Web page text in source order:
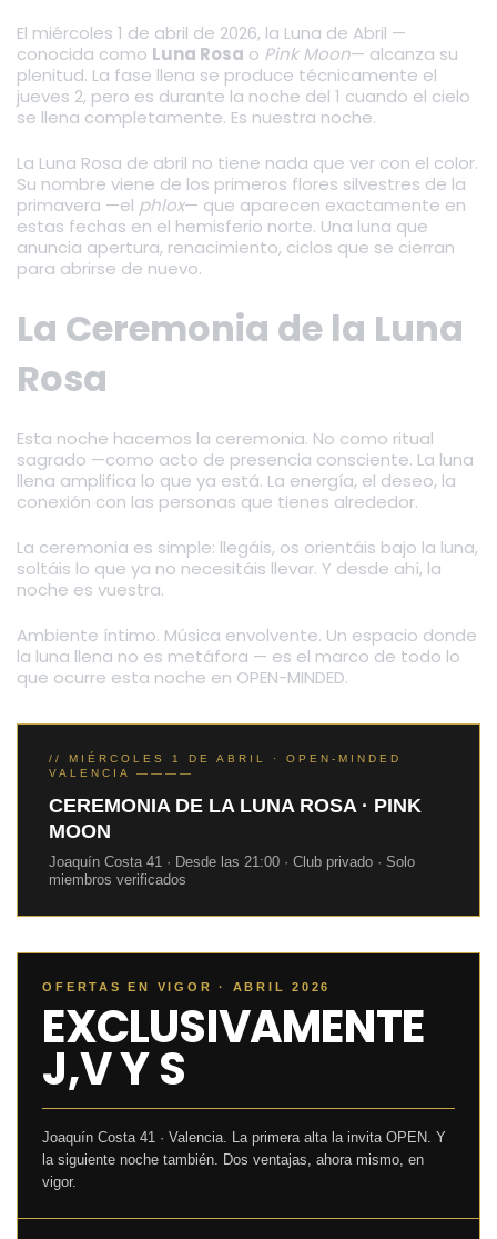
El miércoles 1 de abril de 2026, la Luna de Abril —
conocida como Luna Rosa o Pink Moon— alcanza su
plenitud. La fase llena se produce técnicamente el
jueves 2, pero es durante la noche del 1 cuando el cielo
se llena completamente. Es nuestra noche.
La Luna Rosa de abril no tiene nada que ver con el color.
Su nombre viene de los primeros flores silvestres de la
primavera —el phlox— que aparecen exactamente en
estas fechas en el hemisferio norte. Una luna que
anuncia apertura, renacimiento, ciclos que se cierran
para abrirse de nuevo.
La Ceremonia de la Luna
Rosa
Esta noche hacemos la ceremonia. No como ritual
sagrado —como acto de presencia consciente. La luna
llena amplifica lo que ya está. La energía, el deseo, la
conexión con las personas que tienes alrededor.
La ceremonia es simple: llegáis, os orientáis bajo la luna,
soltáis lo que ya no necesitáis llevar. Y desde ahí, la
noche es vuestra.
Ambiente íntimo. Música envolvente. Un espacio donde
la luna llena no es metáfora — es el marco de todo lo
que ocurre esta noche en OPEN-MINDED.
// MIÉRCOLES 1 DE ABRIL · OPEN-MINDED
VALENCIA ————
CEREMONIA DE LA LUNA ROSA · PINK
MOON
Joaquín Costa 41 · Desde las 21:00 · Club privado · Solo
miembros verificados
OFERTAS EN VIGOR · ABRIL 2026
EXCLUSIVAMENTE
J,V Y S
Joaquín Costa 41 · Valencia. La primera alta la invita OPEN. Y
la siguiente noche también. Dos ventajas, ahora mismo, en
vigor.